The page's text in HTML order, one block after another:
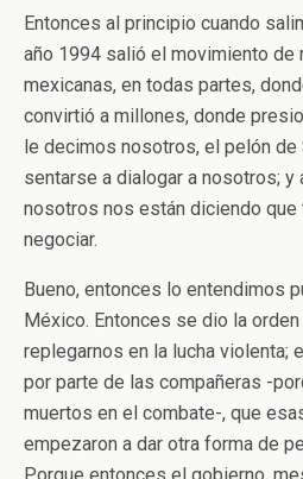
Entonces al principio cuando
año 1994 salió el movimiento de
mexicanas, en todas partes,
convirtió a millones, donde
le decimos nosotros, el pelón de
sentarse a dialogar a nosotros; y
nosotros nos están diciendo
negociar.
Bueno, entonces lo entendimos
México. Entonces se dio la
replegarnos en la lucha violenta;
por parte de las compañeras -
muertos en el combate-, que
empezaron a dar otra forma de